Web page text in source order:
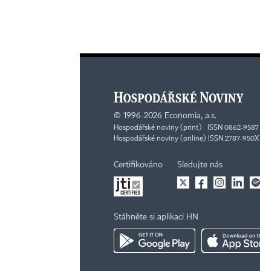
© 1996-2026 Economia, a.s.
Hospodářské noviny (print) ISSN 0862-9587
Hospodářské noviny (online) ISSN 2787-950X
Certifikováno Sledujte nás
Stáhněte si aplikaci HN